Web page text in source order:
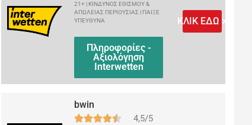
21+ | ΚΙΝΔΥΝΟΣ ΕΘΙΣΜΟΥ &
ΑΠΩΛΕΙΑΣ ΠΕΡΙΟΥΣΙΑΣ | ΠΑΙΞΕ
ΥΠΕΥΘΥΝΑ
Πληροφορίες -
Αξιολόγηση
Interwetten
ΚΛΙΚ ΕΔΩ >
bwin
4,5/5